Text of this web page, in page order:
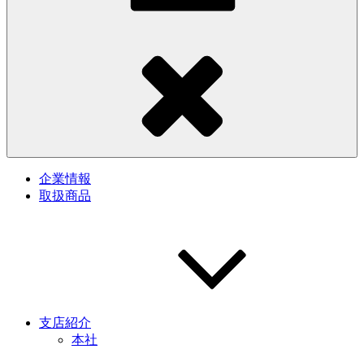
企業情報
取扱商品
支店紹介
本社